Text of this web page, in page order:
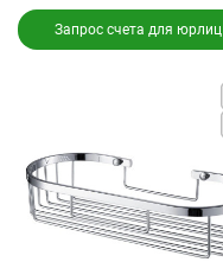
Запрос счета для юрлиц